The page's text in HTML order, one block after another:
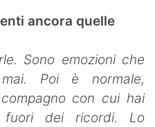
ancora quelle
Sono emozioni che
Poi è normale,
con cui hai
fuori dei ricordi. Lo